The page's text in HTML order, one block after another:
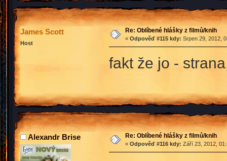
James Scott
Host
Re: Oblíbené hlášky z filmů/knih
« Odpověď #115 kdy: Srpen 29, 2012,
fakt že jo -
Alexandr Brise Re: Oblíbené hlášky z filmů/knih
« Odpověď #116 kdy: Září 23, 2012,